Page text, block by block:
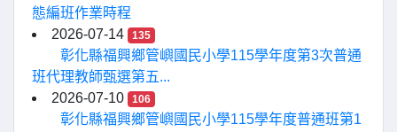
態編班作業時程
2026-07-14
135
彰化縣福興鄉管嶼國民小學115學年度第3次普通
班代理教師甄選第五...
2026-07-10
106
彰化縣福興鄉管嶼國民小學115學年度普通班第1